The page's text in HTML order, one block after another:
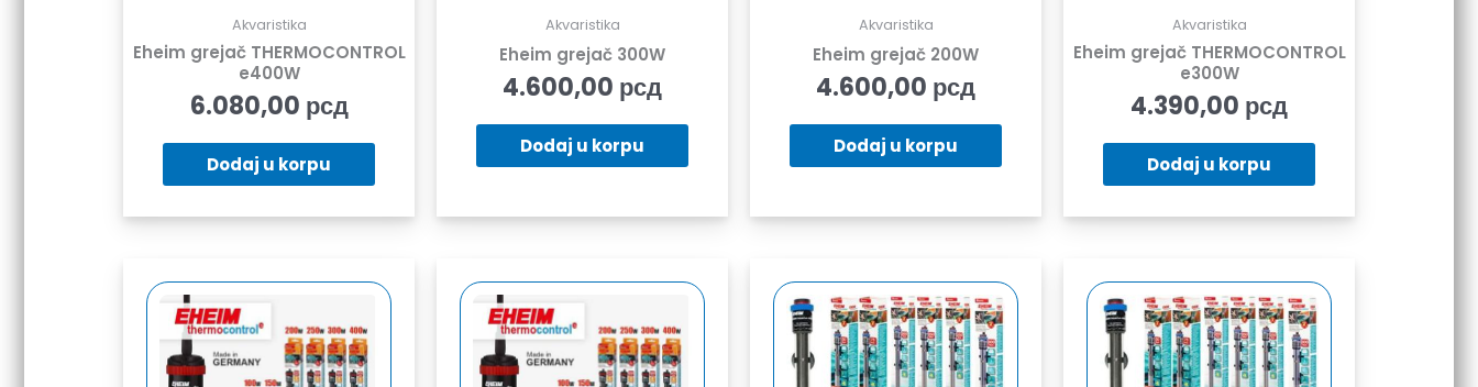
Akvaristika
Eheim grejač THERMOCONTROL
e400W
6.080,00 рсд
Dodaj u korpu
Akvaristika
Eheim grejač 300W
4.600,00 рсд
Dodaj u korpu
Akvaristika
Eheim grejač 200W
4.600,00 рсд
Dodaj u korpu
Akvaristika
Eheim grejač THERMOCONTROL
e300W
4.390,00 рсд
Dodaj u korpu